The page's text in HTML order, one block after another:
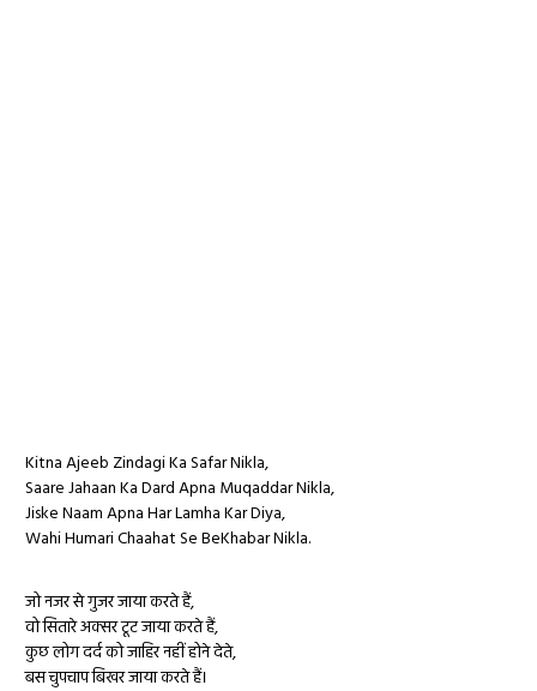
Kitna Ajeeb Zindagi Ka Safar Nikla,
Saare Jahaan Ka Dard Apna Muqaddar Nikla,
Jiske Naam Apna Har Lamha Kar Diya,
Wahi Humari Chaahat Se BeKhabar Nikla.
जो नजर से गुजर जाया करते हैं,
वो सितारे अक्सर टूट जाया करते हैं,
कुछ लोग दर्द को जाहिर नहीं होने देते,
बस चुपचाप बिखर जाया करते हैं।